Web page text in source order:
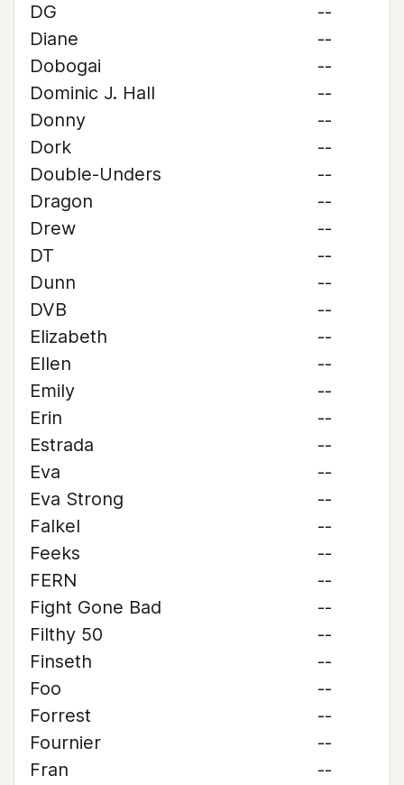
DG
--
Diane
--
Dobogai
--
Dominic J. Hall
--
Donny
--
Dork
--
Double-Unders
--
Dragon
--
Drew
--
DT
--
Dunn
--
DVB
--
Elizabeth
--
Ellen
--
Emily
--
Erin
--
Estrada
--
Eva
--
Eva Strong
--
Falkel
--
Feeks
--
FERN
--
Fight Gone Bad
--
Filthy 50
--
Finseth
--
Foo
--
Forrest
--
Fournier
--
Fran
--